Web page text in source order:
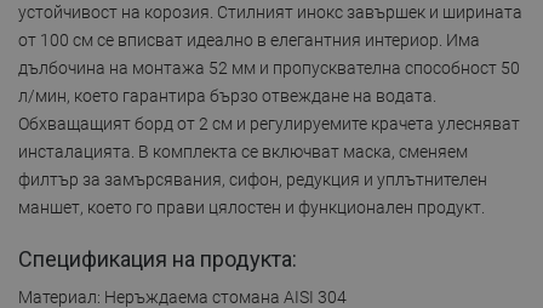
устойчивост на корозия. Стилният инокс завършек и ширината
от 100 см се вписват идеално в елегантния интериор. Има
дълбочина на монтажа 52 мм и пропусквателна способност 50
л/мин, което гарантира бързо отвеждане на водата.
Обхващащият борд от 2 см и регулируемите крачета улесняват
инсталацията. В комплекта се включват маска, сменяем
филтър за замърсявания, сифон, редукция и уплътнителен
маншет, което го прави цялостен и функционален продукт.
Спецификация на продукта:
Материал: Неръждаема стомана AISI 304